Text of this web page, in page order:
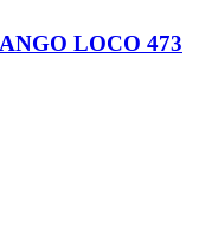
LOCO 473